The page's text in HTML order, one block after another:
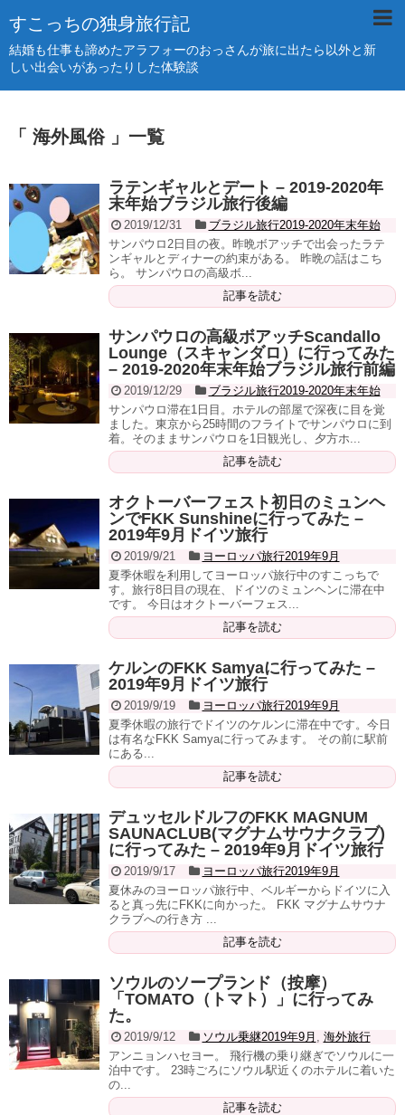
すこっちの独身旅行記
結婚も仕事も諦めたアラフォーのおっさんが旅に出たら以外と新
しい出会いがあったりした体験談
「 海外風俗 」一覧
ラテンギャルとデート – 2019-2020年
末年始ブラジル旅行後編
2019/12/31
ブラジル旅行2019-2020年末年始
サンパウロ2日目の夜。昨晩ボアッチで出会ったラテ
ンギャルとディナーの約束がある。 昨晩の話はこち
ら。 サンパウロの高級ボ...
記事を読む
サンパウロの高級ボアッチScandallo
Lounge（スキャンダロ）に行ってみた
– 2019-2020年末年始ブラジル旅行前編
2019/12/29
ブラジル旅行2019-2020年末年始
サンパウロ滞在1日目。ホテルの部屋で深夜に目を覚
ました。東京から25時間のフライトでサンパウロに到
着。そのままサンパウロを1日観光し、夕方ホ...
記事を読む
オクトーバーフェスト初日のミュンヘ
ンでFKK Sunshineに行ってみた –
2019年9月ドイツ旅行
2019/9/21
ヨーロッパ旅行2019年9月
夏季休暇を利用してヨーロッパ旅行中のすこっちで
す。旅行8日目の現在、ドイツのミュンヘンに滞在中
です。 今日はオクトーバーフェス...
記事を読む
ケルンのFKK Samyaに行ってみた –
2019年9月ドイツ旅行
2019/9/19
ヨーロッパ旅行2019年9月
夏季休暇の旅行でドイツのケルンに滞在中です。今日
は有名なFKK Samyaに行ってみます。 その前に駅前
にある...
記事を読む
デュッセルドルフのFKK MAGNUM
SAUNACLUB(マグナムサウナクラブ)
に行ってみた – 2019年9月ドイツ旅行
2019/9/17
ヨーロッパ旅行2019年9月
夏休みのヨーロッパ旅行中、ベルギーからドイツに入
ると真っ先にFKKに向かった。 FKK マグナムサウナ
クラブへの行き方 ...
記事を読む
ソウルのソープランド（按摩）
「TOMATO（トマト）」に行ってみ
た。
2019/9/12 ソウル乗継2019年9月
海外旅行
アンニョンハセヨー。 飛行機の乗り継ぎでソウルに一
泊中です。 23時ごろにソウル駅近くのホテルに着いた
の...
記事を読む